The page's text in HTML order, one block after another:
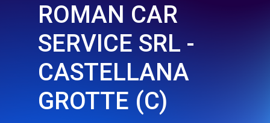
ROMAN CAR
SERVICE SRL -
CASTELLANA
GROTTE (C)